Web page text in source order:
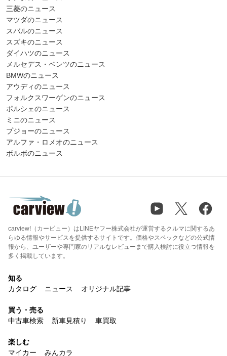
三菱のニュース
マツダのニュース
スバルのニュース
スズキのニュース
ダイハツのニュース
メルセデス・ベンツのニュース
BMWのニュース
アウディのニュース
フォルクスワーゲンのニュース
ポルシェのニュース
ミニのニュース
プジョーのニュース
アルファ・ロメオのニュース
ボルボのニュース
carview!（カービュー）はLINEヤフー株式会社が運営するクルマに関するあ
らゆる情報やサービスを提供するサイトです。価格やスペックなどの公式情
報から、ユーザーや専門家のリアルなレビューまで購入検討に役立つ情報を
多く掲載しています。
知る
カタログ
ニュース オリジナル記事
買う・売る
中古車検索
新車見積り 車買取
楽しむ
マイカー
みんカラ